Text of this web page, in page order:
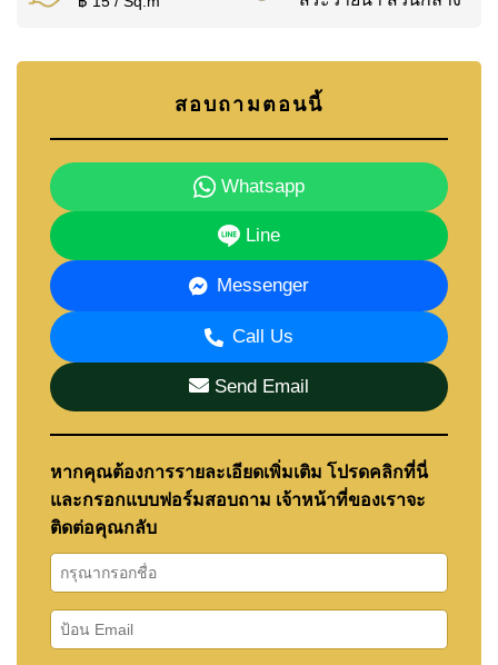
สอบถามตอนนี้
Whatsapp
Line
Messenger
Call Us
Send Email
หากคุณต้องการรายละเอียดเพิ่มเติม โปรดคลิกที่นี่
และกรอกแบบฟอร์มสอบถาม เจ้าหน้าที่ของเราจะ
ติดต่อคุณกลับ